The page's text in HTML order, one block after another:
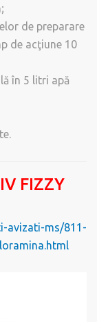
de preparare
de acţiune 10
în 5 litri apă
FIZZY
avizati-ms/811-